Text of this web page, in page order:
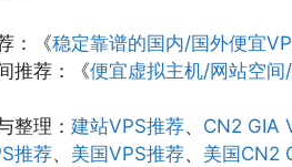
：《稳定靠谱的国内/国外便宜
推荐：《便宜虚拟主机/网站空
整理： 建站VPS推荐、 CN2 GIA
推荐、 美国VPS推荐、 美国CN2